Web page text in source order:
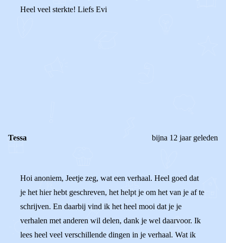
Heel veel sterkte! Liefs Evi
Tessa bijna 12 jaar geleden
Hoi anoniem, Jeetje zeg, wat een verhaal. Heel goed dat
je het hier hebt geschreven, het helpt je om het van je af te
schrijven. En daarbij vind ik het heel mooi dat je je
verhalen met anderen wil delen, dank je wel daarvoor. Ik
lees heel veel verschillende dingen in je verhaal. Wat ik